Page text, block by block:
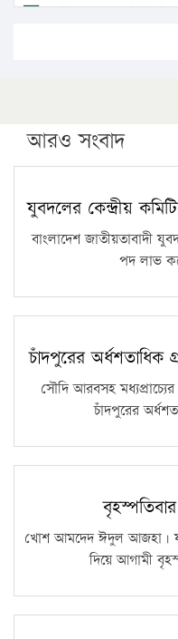
এবার লঞ্চের ভাড়া
পিএইচডি করছেন কুয়েটের
সারা দেশে বজ্রাঘাতে
কঠোর হচ্ছে এসএসসি ও
ফরিদগঞ্জে আগুনে পুড়লো
আরও সংবাদ
যুবদলের কেন্দ্রীয়
বাংলাদেশ জাতীয়তাবাদী
পদ লাভ
চাঁদপুরের অর্ধশতাধিক
সৌদি আরবসহ
চাঁদপুরের
খোশ আমদেদ ঈদুল আজহা।
দিয়ে আগামী